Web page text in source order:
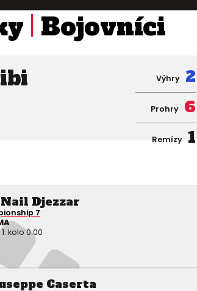
Bojovníci
Výhry 2
Prohry 6
Remízy 1
Nail Djezzar
7
kolo 0:00
Caserta